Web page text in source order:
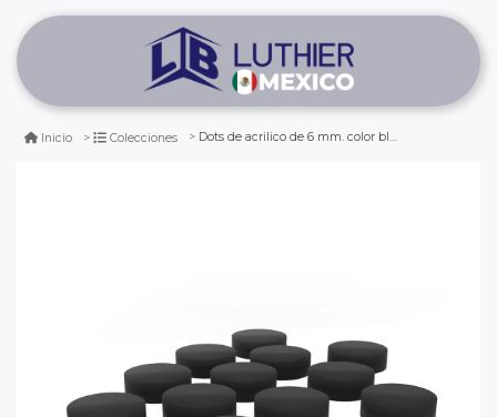
Inicio Colecciones Dots de acrilico de 6 mm. color black ( 12 pcs )